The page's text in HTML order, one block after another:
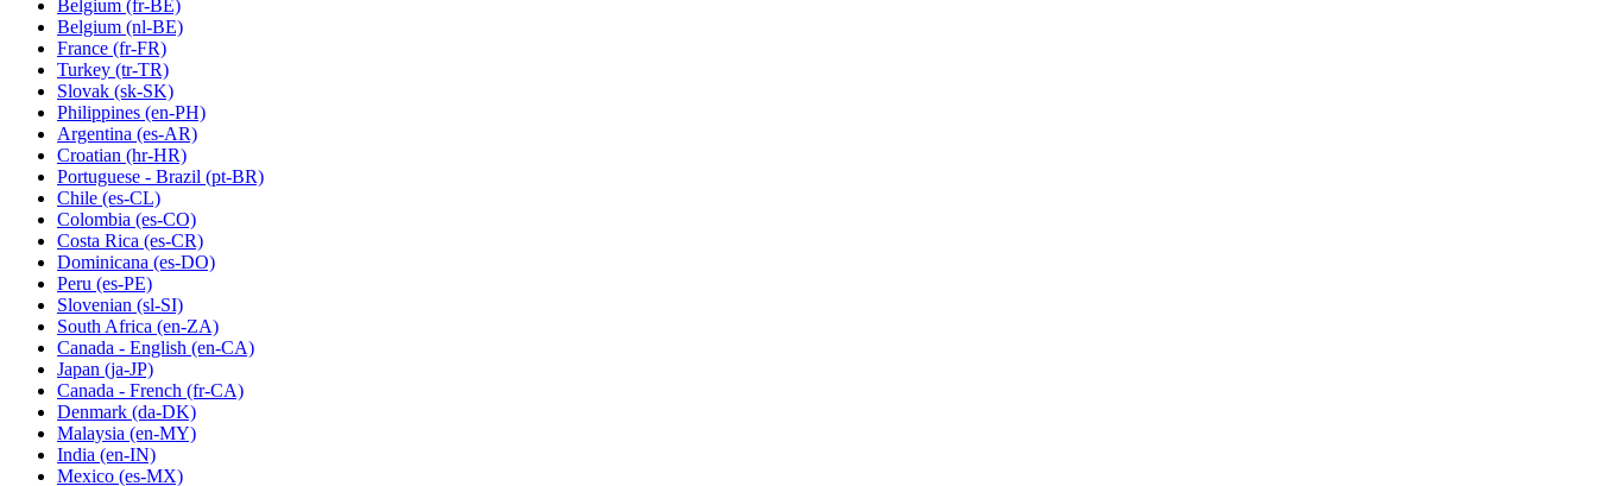
Belgium (fr-BE)
Belgium (nl-BE)
France (fr-FR)
Turkey (tr-TR)
Slovak (sk-SK)
Philippines (en-PH)
Argentina (es-AR)
Croatian (hr-HR)
Portuguese - Brazil (pt-BR)
Chile (es-CL)
Colombia (es-CO)
Costa Rica (es-CR)
Dominicana (es-DO)
Peru (es-PE)
Slovenian (sl-SI)
South Africa (en-ZA)
Canada - English (en-CA)
Japan (ja-JP)
Canada - French (fr-CA)
Denmark (da-DK)
Malaysia (en-MY)
India (en-IN)
Mexico (es-MX)